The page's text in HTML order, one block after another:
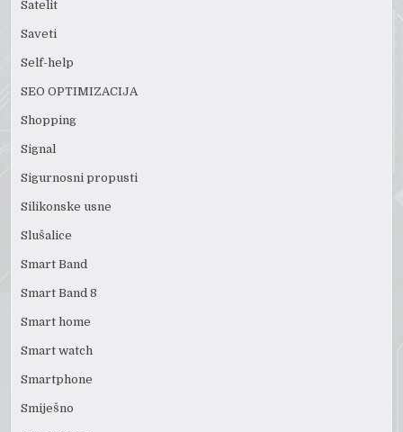
Satelit
Saveti
Self-help
SEO OPTIMIZACIJA
Shopping
Signal
Sigurnosni propusti
Silikonske usne
Slušalice
Smart Band
Smart Band 8
Smart home
Smart watch
Smartphone
Smiješno